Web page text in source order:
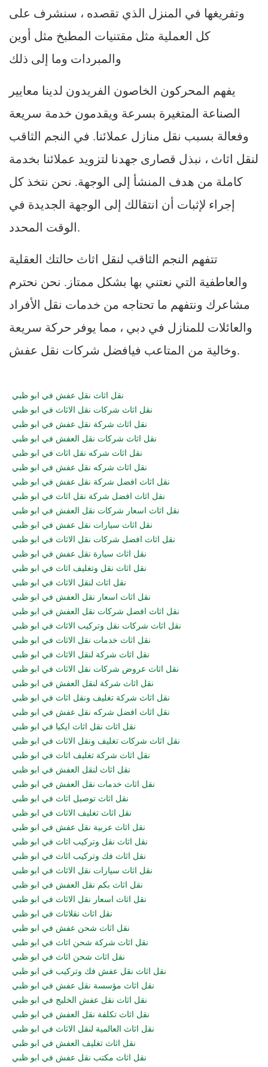
وتفريغها في المنزل الذي تقصده ، سنشرف على
كل العملية مثل مقتنيات المطبخ مثل أوين
والمبردات وما إلى ذلك
يفهم المحركون الخاصون الفريدون لدينا معايير
الصناعة المتغيرة بسرعة ويقدمون خدمة سريعة
وفعالة بسبب نقل منازل عملائنا. في النجم الثاقب
لنقل اثاث ، نبذل قصارى جهدنا لتزويد عملائنا بخدمة
كاملة من هدف المنشأ إلى الوجهة. نحن نتخذ كل
إجراء لإثبات أن انتقالك إلى الوجهة الجديدة في
الوقت المحدد.
تتفهم النجم الثاقب لنقل اثاث حالتك العقلية
والعاطفية التي نعتني بها بشكل ممتاز. نحن نحترم
مشاعرك ونتفهم ما تحتاجه من خدمات نقل الأفراد
والعائلات للمنازل في دبي ، مما يوفر حركة سريعة
وخالية من المتاعب فيافضل شركات نقل عفش.
نقل اثاث نقل عفش في ابو ظبي
نقل اثاث شركات نقل الاثاث في ابو ظبي
نقل اثاث شركة نقل عفش في ابو ظبي
نقل اثاث شركات نقل العفش في ابو ظبي
نقل اثاث شركه نقل اثاث في ابو ظبي
نقل اثاث شركه نقل عفش في ابو ظبي
نقل اثاث افضل شركة نقل عفش في ابو ظبي
نقل اثاث افضل شركة نقل اثاث في ابو ظبي
نقل اثاث اسعار شركات نقل العفش في ابو ظبي
نقل اثاث سيارات نقل عفش في ابو ظبي
نقل اثاث افضل شركات نقل الاثاث في ابو ظبي
نقل اثاث سيارة نقل عفش في ابو ظبي
نقل اثاث نقل وتغليف اثاث في ابو ظبي
نقل اثاث لنقل الاثاث في ابو ظبي
نقل اثاث اسعار نقل العفش في ابو ظبي
نقل اثاث افضل شركات نقل العفش في ابو ظبي
نقل اثاث شركات نقل وتركيب الاثاث في ابو ظبي
نقل اثاث خدمات نقل الاثاث في ابو ظبي
نقل اثاث شركة لنقل الاثاث في ابو ظبي
نقل اثاث عروض شركات نقل الاثاث في ابو ظبي
نقل اثاث شركة لنقل العفش في ابو ظبي
نقل اثاث شركة تغليف ونقل اثاث في ابو ظبي
نقل اثاث افضل شركه نقل عفش في ابو ظبي
نقل اثاث نقل اثاث ايكيا في ابو ظبي
نقل اثاث شركات تغليف ونقل الاثاث في ابو ظبي
نقل اثاث شركة تغليف اثاث في ابو ظبي
نقل اثاث لنقل العفش في ابو ظبي
نقل اثاث خدمات نقل العفش في ابو ظبي
نقل اثاث توصيل اثاث في ابو ظبي
نقل اثاث تغليف الاثاث في ابو ظبي
نقل اثاث عربية نقل عفش في ابو ظبي
نقل اثاث نقل وتركيب اثاث في ابو ظبي
نقل اثاث فك وتركيب اثاث في ابو ظبي
نقل اثاث سيارات نقل الاثاث في ابو ظبي
نقل اثاث بكم نقل العفش في ابو ظبي
نقل اثاث اسعار نقل الاثاث في ابو ظبي
نقل اثاث نقلاثاث في ابو ظبي
نقل اثاث شحن عفش في ابو ظبي
نقل اثاث شركة شحن اثاث في ابو ظبي
نقل اثاث شحن اثاث في ابو ظبي
نقل اثاث نقل عفش فك وتركيب في ابو ظبي
نقل اثاث مؤسسة نقل عفش في ابو ظبي
نقل اثاث نقل عفش الخليج في ابو ظبي
نقل اثاث تكلفة نقل العفش في ابو ظبي
نقل اثاث العالمية لنقل الاثاث في ابو ظبي
نقل اثاث تغليف العفش في ابو ظبي
نقل اثاث مكتب نقل عفش في ابو ظبي